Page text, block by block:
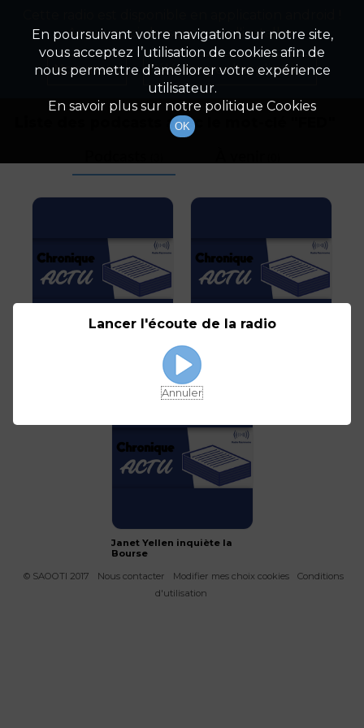
Tag
Liste des podcasts avec le mot-clé "
La crainte d'un retour
de l'inflation pénalise la
tech
Janet Yellen inquiète la
Bourse
© SAOOTI 2017
Nous contacter Modifier mes choix cookies
Conditions
d'utilisation
En poursuivant votre navigation sur notre site,
vous acceptez l’utilisation de cookies afin de
nous permettre d’améliorer votre expérience
utilisateur.
En savoir plus sur notre politique Cookies
OK
Appuyez ci-dessous pour l'installer.
Non merci Télécharger l'application
Lancer l'écoute de la radio
Annuler